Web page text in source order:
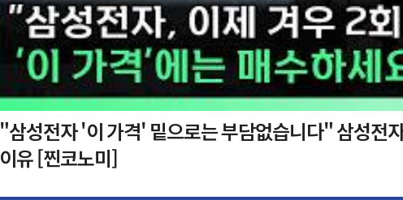
"삼성전자 '이 가격' 밑으로는 부담없습니다" 삼성전
이유 [찐코노미]